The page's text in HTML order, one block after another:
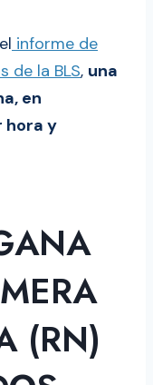
informe de
de la BLS, una
en
hora y
(RN)